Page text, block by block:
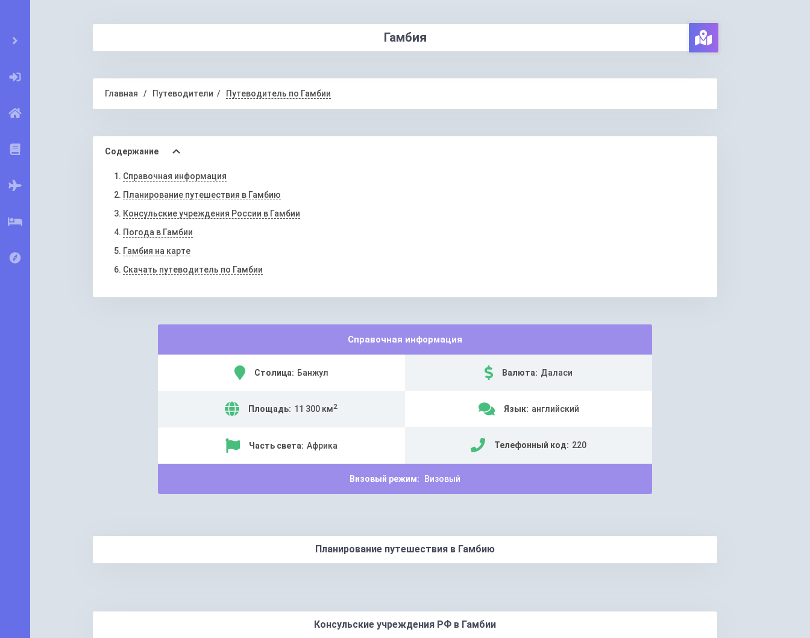
Гамбия
Главная Путеводители Путеводитель по Гамбии
Содержание
Справочная информация
Планирование путешествия в Гамбию
Консульские учреждения России в Гамбии
Погода в Гамбии
Гамбия на карте
Скачать путеводитель по Гамбии
Справочная информация
Столица: Банжул
Площадь: 11 300 км2
Часть света: Африка
Валюта: Даласи
Язык: английский
Телефонный код: 220
Визовый режим: Визовый
Планирование путешествия в Гамбию
Консульские учреждения РФ в Гамбии